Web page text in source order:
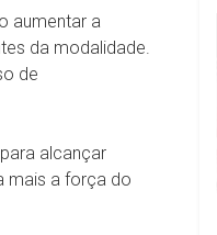
aumentar a
da modalidade.
de
alcançar
mais a força do